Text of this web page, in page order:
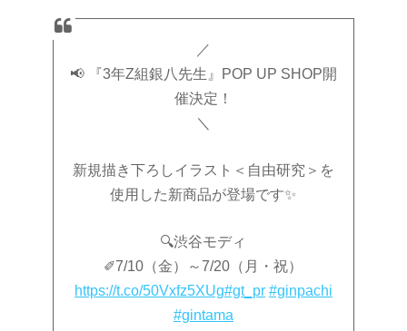
／
📢 『3年Z組銀八先生』POP UP SHOP開
催決定！
＼
新規描き下ろしイラスト＜自由研究＞を
使用した新商品が登場です✨
🔍渋谷モディ
✐7/10（金）～7/20（月・祝）
https://t.co/50Vxfz5XUg#gt_pr #ginpachi
#gintama